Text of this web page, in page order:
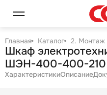
Главная Каталог 2. Монтаж
Шкаф
ШЭН-400-400-210
ХарактеристикиОписание